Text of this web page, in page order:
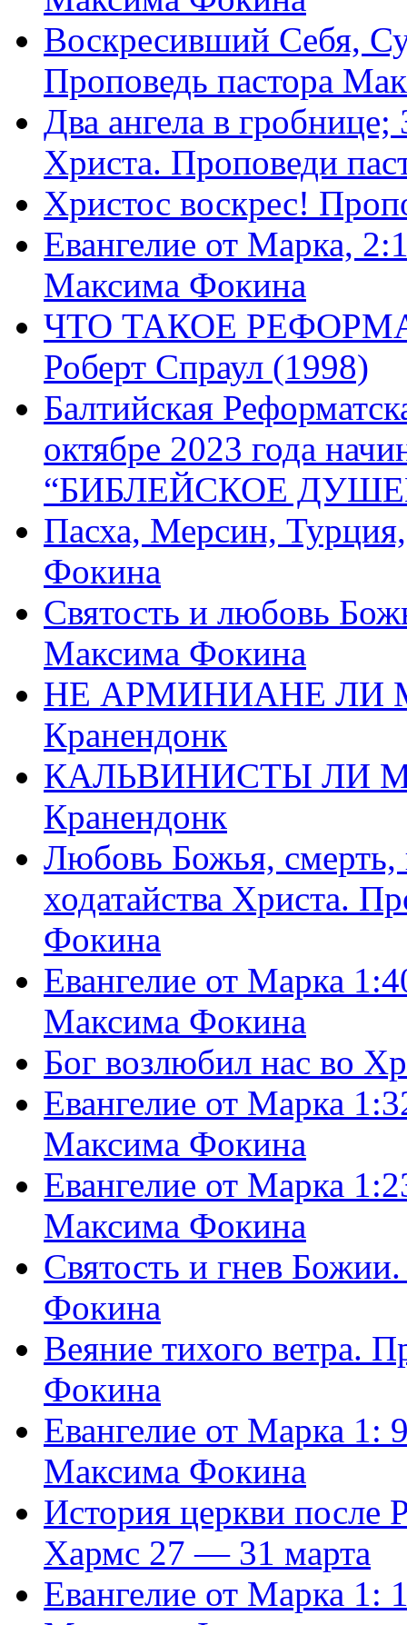
Воскресивший Себя,
Проповедь пастора
Два ангела в
Христа. Проповеди
Христос воскрес!
Евангелие от Марка,
Максима Фокина
ЧТО ТАКОЕ
Роберт Спраул (1998)
Балтийская
октябре 2023 года
“БИБЛЕЙСКОЕ
Пасха, Мерсин,
Фокина
Святость и любовь
Максима Фокина
НЕ АРМИНИАНЕ ЛИ
Кранендонк
КАЛЬВИНИСТЫ ЛИ
Кранендонк
Любовь Божья, смерть,
ходатайства Христа.
Фокина
Евангелие от Марка
Максима Фокина
Бог возлюбил нас во
Евангелие от Марка
Максима Фокина
Евангелие от Марка
Максима Фокина
Святость и гнев
Фокина
Веяние тихого ветра.
Фокина
Евангелие от Марка 1:
Максима Фокина
История церкви
Хармс 27 — 31 марта
Евангелие от Марка 1: